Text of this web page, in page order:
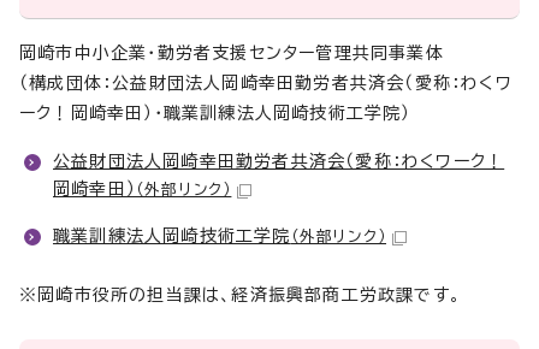
岡崎市中小企業・勤労者支援センター管理共同事業体
（構成団体：公益財団法人岡崎幸田勤労者共済会（愛称：わくワ
ーク！岡崎幸田）・職業訓練法人岡崎技術工学院）
公益財団法人岡崎幸田勤労者共済会（愛称：わくワーク！
岡崎幸田） （外部リンク）
職業訓練法人岡崎技術工学院 （外部リンク）
※岡崎市役所の担当課は、経済振興部商工労政課です。